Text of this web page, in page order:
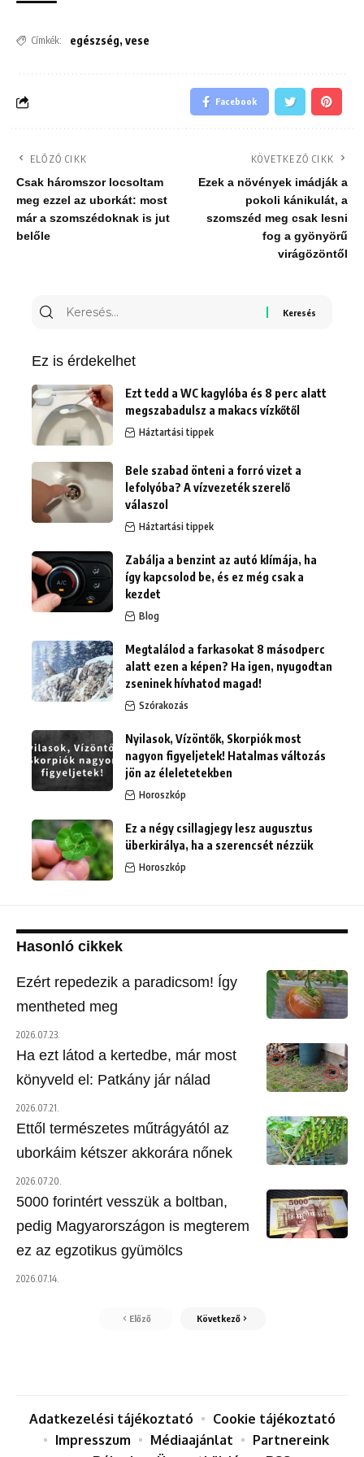
Címkék: egészség, vese
Facebook
ELŐZŐ CIKK
Csak háromszor locsoltam
meg ezzel az uborkát: most
már a szomszédoknak is jut
belőle
KÖVETKEZŐ CIKK
Ezek a növények imádják a
pokoli kánikulát, a
szomszéd meg csak lesni
fog a gyönyörű
virágözöntől
Keresés
Ez is érdekelhet
Ezt tedd a WC kagylóba és 8 perc alatt
megszabadulsz a makacs vízkőtől
Háztartási tippek
Bele szabad önteni a forró vizet a
lefolyóba? A vízvezeték szerelő
válaszol
Háztartási tippek
Zabálja a benzint az autó klímája, ha
így kapcsolod be, és ez még csak a
kezdet
Blog
Megtalálod a farkasokat 8 másodperc
alatt ezen a képen? Ha igen, nyugodtan
zseninek hívhatod magad!
Szórakozás
Nyilasok, Vízöntők, Skorpiók most
nagyon figyeljetek! Hatalmas változás
jön az éleletetekben
Horoszkóp
Ez a négy csillagjegy lesz augusztus
überkirálya, ha a szerencsét nézzük
Horoszkóp
Hasonló cikkek
Ezért repedezik a paradicsom! Így
mentheted meg
2026.07.23.
Ha ezt látod a kertedbe, már most
könyveld el: Patkány jár nálad
2026.07.21.
Ettől természetes műtrágyától az
uborkáim kétszer akkorára nőnek
2026.07.20.
5000 forintért vesszük a boltban,
pedig Magyarországon is megterem
ez az egzotikus gyümölcs
2026.07.14.
Előző Következő
Adatkezelési tájékoztató
Cookie tájékoztató
Impresszum
Médiaajánlat
Partnereink